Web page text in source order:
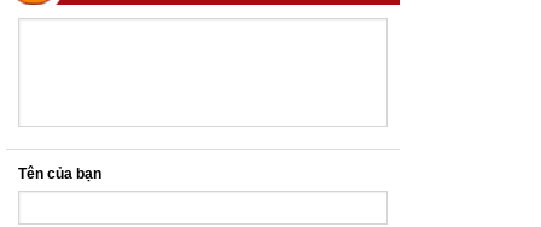
Tên của bạn